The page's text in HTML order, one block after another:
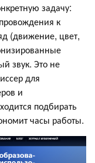
задачу:
к
(движение, цвет,
звук. Это не
для
и
подбирать
часы работы.